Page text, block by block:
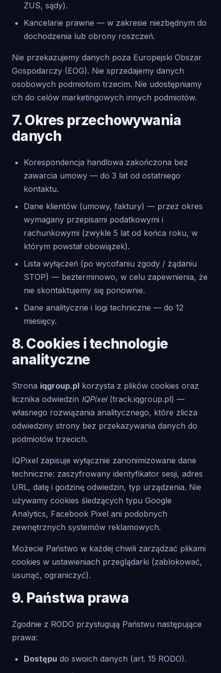
ZUS, sądy).
Kancelarie prawne — w zakresie niezbędnym do
dochodzenia lub obrony roszczeń.
Nie przekazujemy danych poza Europejski Obszar
Gospodarczy (EOG). Nie sprzedajemy danych
osobowych podmiotom trzecim. Nie udostępniamy
ich do celów marketingowych innych podmiotów.
7. Okres przechowywania
danych
Korespondencja handlowa zakończona bez
zawarcia umowy — do 3 lat od ostatniego
kontaktu.
Dane klientów (umowy, faktury) — przez okres
wymagany przepisami podatkowymi i
rachunkowymi (zwykle 5 lat od końca roku, w
którym powstał obowiązek).
Lista wyłączeń (po wycofaniu zgody / żądaniu
STOP) — bezterminowo, w celu zapewnienia, że
nie skontaktujemy się ponownie.
Dane analityczne i logi techniczne — do 12
miesięcy.
8. Cookies i technologie
analityczne
Strona iqgroup.pl korzysta z plików cookies oraz
licznika odwiedzin IQPixel(track.iqgroup.pl) —
własnego rozwiązania analitycznego, które zlicza
odwiedziny strony bez przekazywania danych do
podmiotów trzecich.
IQPixel zapisuje wyłącznie zanonimizowane dane
techniczne: zaszyfrowany identyfikator sesji, adres
URL, datę i godzinę odwiedzin, typ urządzenia. Nie
używamy cookies śledzących typu Google
Analytics, Facebook Pixel ani podobnych
zewnętrznych systemów reklamowych.
Możecie Państwo w każdej chwili zarządzać plikami
cookies w ustawieniach przeglądarki (zablokować,
usunąć, ograniczyć).
9. Państwa prawa
Zgodnie z RODO przysługują Państwu następujące
prawa:
Dostępu do swoich danych (art. 15 RODO).